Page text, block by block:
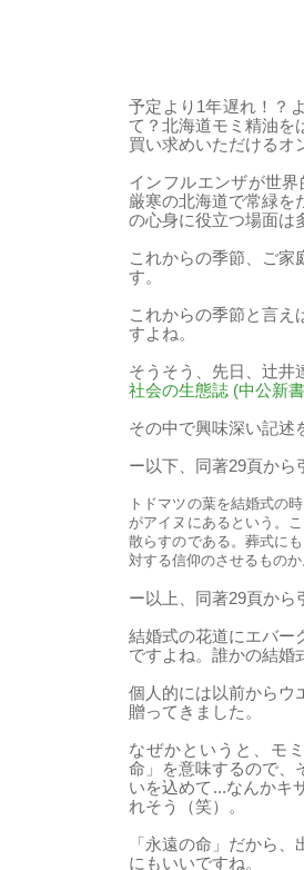
予定より1年遅れ！？
て？北海道モミ精油を
買い求めいただけるオ
インフルエンザが世
厳寒の北海道で常緑を
の心身に役立つ場面は
これからの季節、ご家
す。
これからの季節と言え
すよね。
そうそう、先日、辻井
社会の生態誌 (中公新
その中で興味深い記述
ー以下、同著29頁から
トドマツの葉を結婚式の
がアイヌにあるという。
散らすのである。葬式に
対する信仰のさせるもの
ー以上、同著29頁から
結婚式の花道にエバー
ですよね。誰かの結婚
個人的には以前からウ
贈ってきました。
なぜかというと、モ
命」を意味するので、
いを込めて...なんかキ
れそう（笑）。
「永遠の命」だから
にもいいですね。